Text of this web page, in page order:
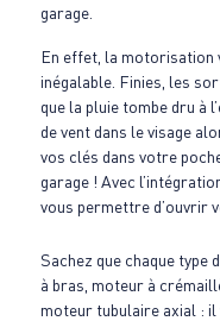
garage.
En effet, la motorisation
inégalable. Finies, les
que la pluie tombe dru à
de vent dans le visage
vos clés dans votre
garage ! Avec
vous permettre d’ouvrir
Sachez que chaque
à bras, moteur à
moteur tubulaire axial : il